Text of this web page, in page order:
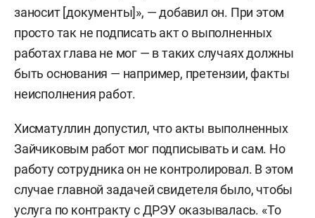
заносит [документы]», — добавил он. При этом
просто так не подписать акт о выполненных
работах глава не мог — в таких случаях должны
быть основания — например, претензии, факты
неисполнения работ.
Хисматуллин допустил, что акты выполненных
Зайчиковым работ мог подписывать и сам. Но
работу сотрудника он не контролировал. В этом
случае главной задачей свидетеля было, чтобы
услуга по контракту с ДРЭУ оказывалась. «То